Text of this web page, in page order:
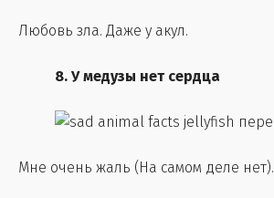
Любовь зла. Даже у акул.
8. У медузы нет сердца
Мне очень жаль (На самом деле нет).